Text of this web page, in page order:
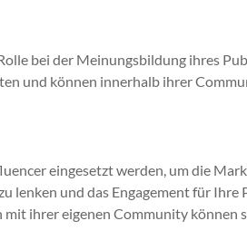
bei der Meinungsbildung ihres
und können innerhalb ihrer
eingesetzt werden, um die
lenken und das Engagement für Ihre
ihrer eigenen Community können